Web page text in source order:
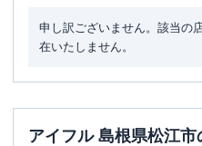
申し訳ございません。該当の
在いたしません。
アイフル 島根県松江